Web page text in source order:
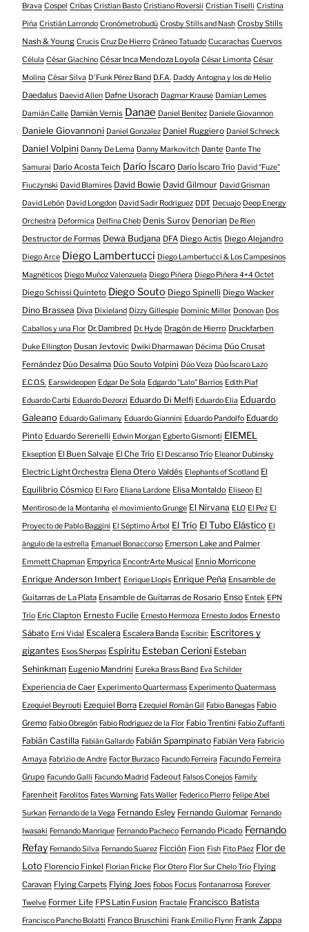
Brava Cospel Cribas Cristian Basto Cristiano Roversii Cristian Tiselli Cristina
Piña Cristián Larrondo Cronómetrobudú Crosby Stills and Nash Crosby Stills
Nash & Young Crucis Cruz De Hierro Cráneo Tatuado Cucarachas Cuervos
Célula César Giachino César Inca Mendoza Loyola César Limonta César
Molina César Silva D'Funk Pérez Band D.F.A. Daddy Antogna y los de Helio
Daedalus Daevid Allen Dafne Usorach Dagmar Krause Damian Lemes
Damián Calle Damián Vernis Danae Daniel Benitez Daniele Giovannon
Daniele Giovannoni Daniel Gonzalez Daniel Ruggiero Daniel Schneck
Daniel Volpini Danny De Lema Danny Markovitch Dante Dante The
Samurai Darío Acosta Teich Darío Íscaro Darío Íscaro Trío David "Fuze"
Fiuczynski David Blamires David Bowie David Gilmour David Grisman
David Lebón David Longdon David Sadir Rodriguez DDT Decuajo Deep Energy
Orchestra Deformica Delfina Cheb Denis Surov Denorian De Rien
Destructor de Formas Dewa Budjana DFA Diego Actis Diego Alejandro
Diego Arce Diego Lambertucci Diego Lambertucci & Los Campesinos
Magnéticos Diego Muñoz Valenzuela Diego Piñera Diego Piñera 4+4 Octet
Diego Schissi Quinteto Diego Souto Diego Spinelli Diego Wacker
Dino Brassea Diva Dixieland Dizzy Gillespie Dominic Miller Donovan Dos
Caballos y una Flor Dr. Dambred Dr. Hyde Dragón de Hierro Druckfarben
Duke Ellington Dusan Jevtovic Dwiki Dharmawan Décima Dúo Crusat
Fernández Dúo Desalma Dúo Souto Volpini Dúo Veza Dúo Íscaro Lazo
E.C.O.S. Earswideopen Edgar De Sola Edgardo "Lalo" Barrios Edith Piaf
Eduardo Carbi Eduardo Dezorzi Eduardo Di Melfi Eduardo Elia Eduardo
Galeano Eduardo Galimany Eduardo Giannini Eduardo Pandolfo Eduardo
Pinto Eduardo Serenelli Edwin Morgan Egberto Gismonti EIEMEL
Ekseption El Buen Salvaje El Che Trío El Descanso Trío Eleanor Dubinsky
Electric Light Orchestra Elena Otero Valdés Elephants of Scotland El
Equilibrio Cósmico El Faro Eliana Lardone Elisa Montaldo Eliseon El
Mentiroso de la Montanha el movimiento Grunge El Nirvana ELO El Pez El
Proyecto de Pablo Baggini El Séptimo Árbol El Trío El Tubo Elástico El
ángulo de la estrella Emanuel Bonaccorso Emerson Lake and Palmer
Emmett Chapman Empyrica EncontrArte Musical Ennio Morricone
Enrique Anderson Imbert Enrique Llopis Enrique Peña Ensamble de
Guitarras de La Plata Ensamble de Guitarras de Rosario Enso Entek EPN
Trío Eric Clapton Ernesto Fucile Ernesto Hermoza Ernesto Jodos Ernesto
Sábato Erni Vidal Escalera Escalera Banda Escribir: Escritores y
gigantes Esos Sherpas Espíritu Esteban Cerioni Esteban
Sehinkman Eugenio Mandrini Eureka Brass Band Eva Schilder
Experiencia de Caer Experimento Quartermass Experimento Quatermass
Ezequiel Beyrouti Ezequiel Borra Ezequiel Román Gil Fabio Banegas Fabio
Gremo Fabio Obregón Fabio Rodriguez de la Flor Fabio Trentini Fabio Zuffanti
Fabián Castilla Fabián Gallardo Fabián Spampinato Fabián Vera Fabricio
Amaya Fabrizio de Andre Factor Burzaco Facundo Ferreira Facundo Ferreira
Grupo Facundo Galli Facundo Madrid Fadeout Falsos Conejos Family
Farenheit Farolitos Fates Warning Fats Waller Federico Pierro Felipe Abel
Surkan Fernando de la Vega Fernando Esley Fernando Guiomar Fernando
Iwasaki Fernando Manrique Fernando Pacheco Fernando Picado Fernando
Refay Fernando Silva Fernando Suarez Ficción Fion Fish Fito Páez Flor de
Loto Florencio Finkel Florian Fricke Flor Otero Flor Sur Chelo Trío Flying
Caravan Flying Carpets Flying Joes Fobos Focus Fontanarrosa Forever
Twelve Former Life FPS Latin Fusion Fractale Francisco Batista
Francisco Pancho Bolatti Franco Bruschini Frank Emilio Flynn Frank Zappa